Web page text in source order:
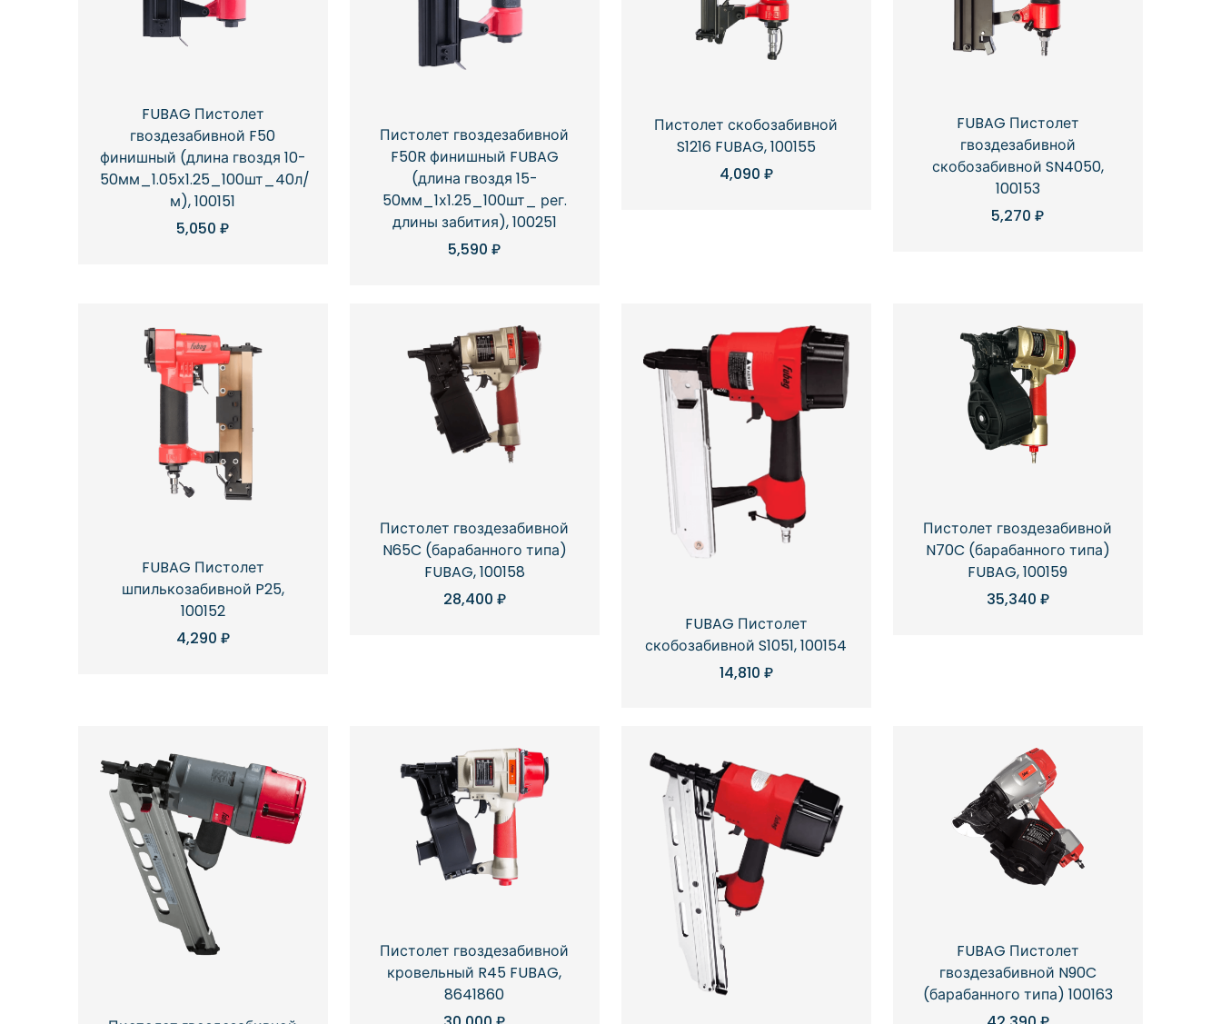
FUBAG Пистолет
гвоздезабивной F50
финишный (длина гвоздя 10-
50мм_1.05х1.25_100шт_40л/
м), 100151
5,050₽
Пистолет гвоздезабивной
F50R финишный FUBAG
(длина гвоздя 15-
50мм_1х1.25_100шт_ рег.
длины забития), 100251
5,590₽
Пистолет скобозабивной
S1216 FUBAG, 100155
4,090 ₽
FUBAG Пистолет
гвоздезабивной
скобозабивной SN4050,
100153
5,270₽
FUBAG Пистолет
шпилькозабивной P25,
100152
4,290 ₽
Пистолет гвоздезабивной
N65C (барабанного типа)
FUBAG, 100158
28,400 ₽
FUBAG Пистолет
скобозабивной S1051, 100154
14,810 ₽
Пистолет гвоздезабивной
N70C (барабанного типа)
FUBAG, 100159
35,340 ₽
Пистолет гвоздезабивной
кровельный R45 FUBAG,
8641860
FUBAG Пистолет
гвоздезабивной N90C
(барабанного типа) 100163